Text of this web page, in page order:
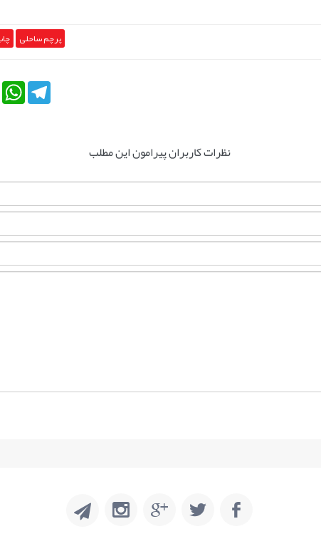
پرچم ساحلی
Telegram
نظرات کاربران پیرامون این مطلب